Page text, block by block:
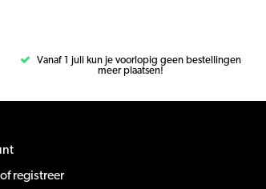
Vanaf 1 juli kun je voorlopig geen bestellingen
meer plaatsen!
registreer